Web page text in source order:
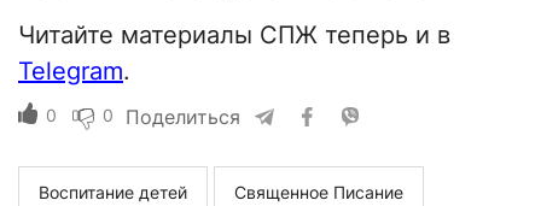
Читайте материалы СПЖ теперь и в
Telegram.
0 0 Поделиться
Воспитание детей Священное Писание